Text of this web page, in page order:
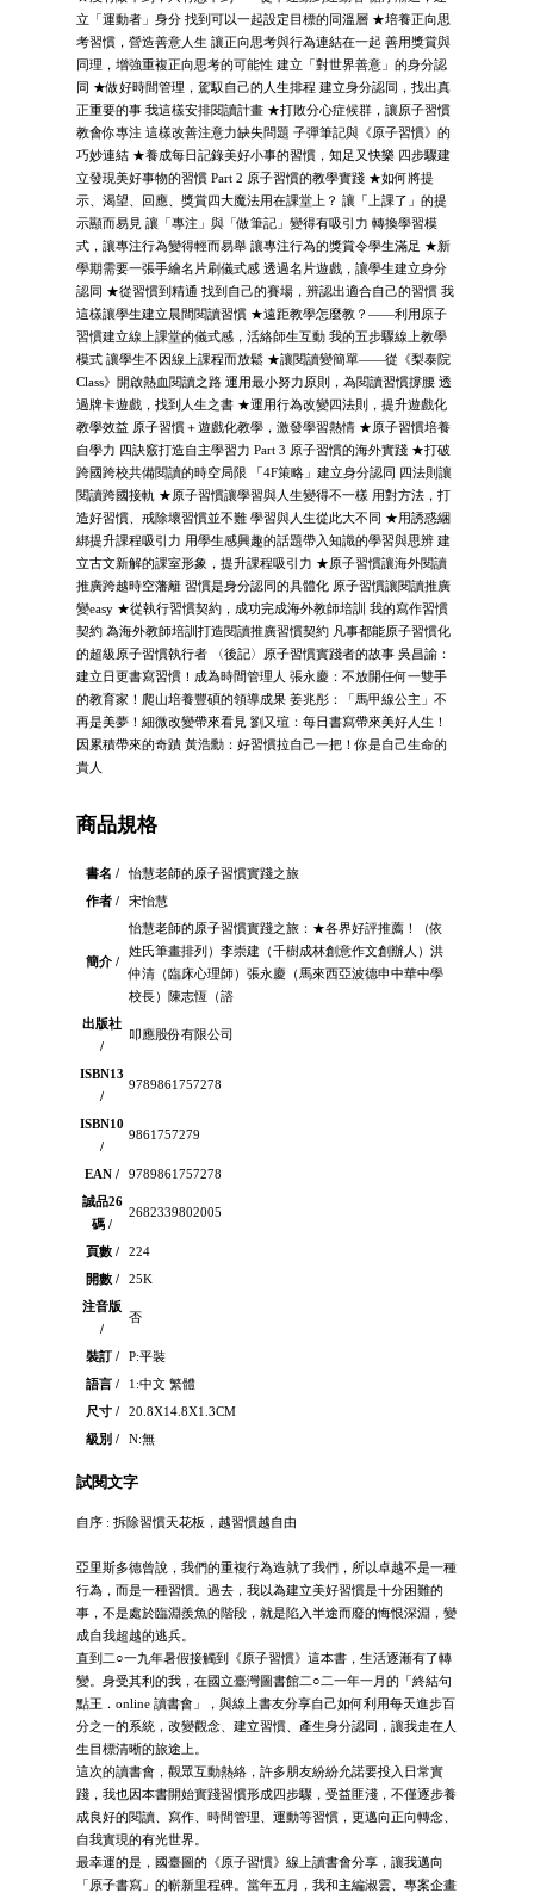
立「運動者」身分 找到可以一起設定目標的同溫層 ★培養正向思
考習慣，營造善意人生 讓正向思考與行為連結在一起 善用獎賞與
同理，增強重複正向思考的可能性 建立「對世界善意」的身分認
同 ★做好時間管理，駕馭自己的人生排程 建立身分認同，找出真
正重要的事 我這樣安排閱讀計畫 ★打敗分心症候群，讓原子習慣
教會你專注 這樣改善注意力缺失問題 子彈筆記與《原子習慣》的
巧妙連結 ★養成每日記錄美好小事的習慣，知足又快樂 四步驟建
立發現美好事物的習慣 Part 2 原子習慣的教學實踐 ★如何將提
示、渴望、回應、獎賞四大魔法用在課堂上？ 讓「上課了」的提
示顯而易見 讓「專注」與「做筆記」變得有吸引力 轉換學習模
式，讓專注行為變得輕而易舉 讓專注行為的獎賞令學生滿足 ★新
學期需要一張手繪名片刷儀式感 透過名片遊戲，讓學生建立身分
認同 ★從習慣到精通 找到自己的賽場，辨認出適合自己的習慣 我
這樣讓學生建立晨間閱讀習慣 ★遠距教學怎麼教？——利用原子
習慣建立線上課堂的儀式感，活絡師生互動 我的五步驟線上教學
模式 讓學生不因線上課程而放鬆 ★讓閱讀變簡單——從《梨泰院
Class》開啟熱血閱讀之路 運用最小努力原則，為閱讀習慣撐腰 透
過牌卡遊戲，找到人生之書 ★運用行為改變四法則，提升遊戲化
教學效益 原子習慣＋遊戲化教學，激發學習熱情 ★原子習慣培養
自學力 四訣竅打造自主學習力 Part 3 原子習慣的海外實踐 ★打破
跨國跨校共備閱讀的時空局限 「4F策略」建立身分認同 四法則讓
閱讀跨國接軌 ★原子習慣讓學習與人生變得不一樣 用對方法，打
造好習慣、戒除壞習慣並不難 學習與人生從此大不同 ★用誘惑綑
綁提升課程吸引力 用學生感興趣的話題帶入知識的學習與思辨 建
立古文新解的課室形象，提升課程吸引力 ★原子習慣讓海外閱讀
推廣跨越時空藩籬 習慣是身分認同的具體化 原子習慣讓閱讀推廣
變easy ★從執行習慣契約，成功完成海外教師培訓 我的寫作習慣
契約 為海外教師培訓打造閱讀推廣習慣契約 凡事都能原子習慣化
的超級原子習慣執行者 〈後記〉原子習慣實踐者的故事 吳昌諭：
建立日更書寫習慣！成為時間管理人 張永慶：不放開任何一雙手
的教育家！爬山培養豐碩的領導成果 姜兆彤：「馬甲線公主」不
再是美夢！細微改變帶來看見 劉又瑄：每日書寫帶來美好人生！
因累積帶來的奇蹟 黃浩勳：好習慣拉自己一把！你是自己生命的
貴人
商品規格
書名 /
怡慧老師的原子習慣實踐之旅
作者 /
宋怡慧
簡介 /
怡慧老師的原子習慣實踐之旅：★各界好評推薦！（依
姓氏筆畫排列）李崇建（千樹成林創意作文創辦人）洪
仲清（臨床心理師）張永慶（馬來西亞波德申中華中學
校長）陳志恆（諮
出版社
/
叩應股份有限公司
ISBN13
/
9789861757278
ISBN10
/
9861757279
EAN /
9789861757278
誠品26
碼 /
2682339802005
頁數 /
224
開數 /
25K
注音版
/
否
裝訂 /
P:平裝
語言 /
1:中文 繁體
尺寸 /
20.8X14.8X1.3CM
級別 /
N:無
試閱文字
自序 : 拆除習慣天花板，越習慣越自由
亞里斯多德曾說，我們的重複行為造就了我們，所以卓越不是一種
行為，而是一種習慣。過去，我以為建立美好習慣是十分困難的
事，不是處於臨淵羨魚的階段，就是陷入半途而廢的悔恨深淵，變
成自我超越的逃兵。
直到二○一九年暑假接觸到《原子習慣》這本書，生活逐漸有了轉
變。身受其利的我，在國立臺灣圖書館二○二一年一月的「終結句
點王．online 讀書會」，與線上書友分享自己如何利用每天進步百
分之一的系統，改變觀念、建立習慣、產生身分認同，讓我走在人
生目標清晰的旅途上。
這次的讀書會，觀眾互動熱絡，許多朋友紛紛允諾要投入日常實
踐，我也因本書開始實踐習慣形成四步驟，受益匪淺，不僅逐步養
成良好的閱讀、寫作、時間管理、運動等習慣，更邁向正向轉念、
自我實現的有光世界。
最幸運的是，國臺圖的《原子習慣》線上讀書會分享，讓我邁向
「原子書寫」的嶄新里程碑。當年五月，我和主編淑雲、專案企畫